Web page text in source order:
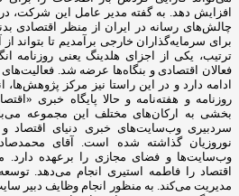
افزایش دهد. به گفته مدیر عامل این شرکت،
چالش‌های رسانه در ایران از منظر اقتصادی
برای سرمایه‌گذاران خارجی برآمدیم تا بتواند
فعالان اقتصادی و بنگاه‌ها عرضه شد.
ادامه دارد و در این راستا نیز مرکز پژوهش‌ها،
روزنامه و هفته‌نامه و حالا پایگاه خبری
بخشی به ارکان‌های مختلف این مجموعه
سردبیری وب‌سایت‌های خبری دنیای اقتصاد و
نوروزیان گذاشته شده است. آقای
وب‌سایت‌ها و فضای مجازی را برعهده دارد.
اقتصاد را فاطمه استیری انجام می‌دهد.
مدیریت می‌کند. به منظور انجام وظایف دبیر